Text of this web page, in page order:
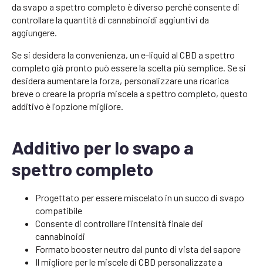
da svapo a spettro completo è diverso perché consente di
controllare la quantità di cannabinoidi aggiuntivi da
aggiungere.
Se si desidera la convenienza, un e-liquid al CBD a spettro
completo già pronto può essere la scelta più semplice. Se si
desidera aumentare la forza, personalizzare una ricarica
breve o creare la propria miscela a spettro completo, questo
additivo è l'opzione migliore.
Additivo per lo svapo a
spettro completo
Progettato per essere miscelato in un succo di svapo
compatibile
Consente di controllare l'intensità finale dei
cannabinoidi
Formato booster neutro dal punto di vista del sapore
Il migliore per le miscele di CBD personalizzate a